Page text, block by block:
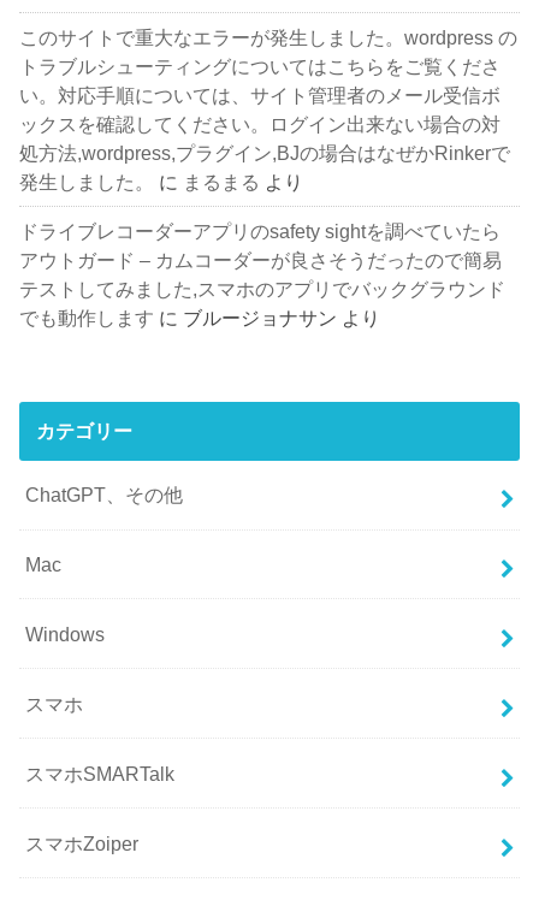
このサイトで重大なエラーが発生しました。wordpress の
トラブルシューティングについてはこちらをご覧くださ
い。対応手順については、サイト管理者のメール受信ボ
ックスを確認してください。ログイン出来ない場合の対
処方法,wordpress,プラグイン,BJの場合はなぜかRinkerで
発生しました。
に まるまる より
ドライブレコーダーアプリのsafety sightを調べていたら
アウトガード – カムコーダーが良さそうだったので簡易
テストしてみました,スマホのアプリでバックグラウンド
でも動作します に ブルージョナサン より
カテゴリー
ChatGPT、その他
Mac
Windows
スマホ
スマホSMARTalk
スマホZoiper